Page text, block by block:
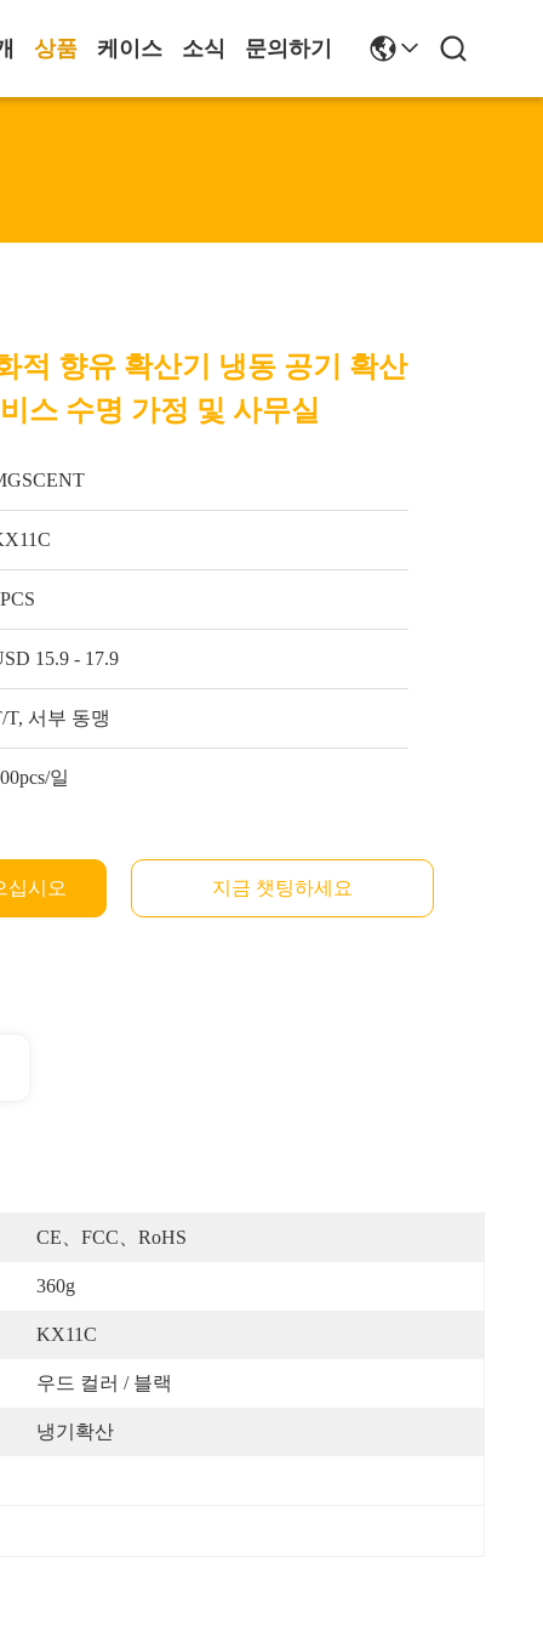
상품 케이스 소식 문의하기
적 향유 확산기 냉동 공기 확산
스 수명 가정 및 사무실
15.9 - 17.9
T, 서부 동맹
일
십시오 지금 챗팅하세요
CE、FCC、RoHS
360g
KX11C
우드 컬러 / 블랙
냉기확산